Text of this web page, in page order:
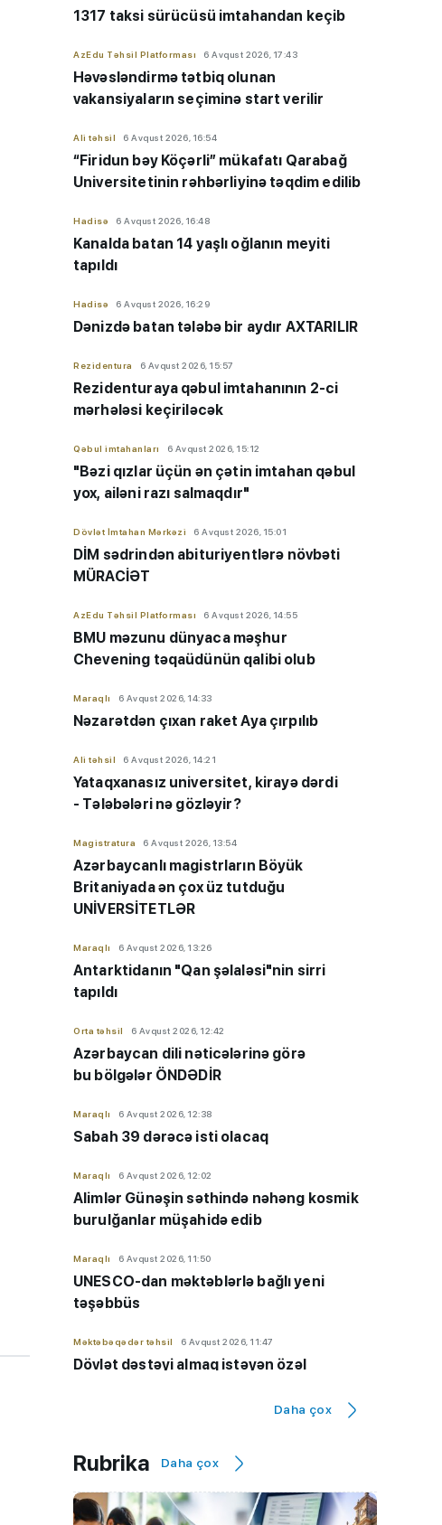
1317 taksi sürücüsü imtahandan keçib
AzEdu Təhsil Platforması 6 Avqust 2026, 17:43
Həvəsləndirmə tətbiq olunan
vakansiyaların seçiminə start verilir
Ali təhsil 6 Avqust 2026, 16:54
“Firidun bəy Köçərli” mükafatı Qarabağ
Universitetinin rəhbərliyinə təqdim edilib
Hadisə 6 Avqust 2026, 16:48
Kanalda batan 14 yaşlı oğlanın meyiti
tapıldı
Hadisə 6 Avqust 2026, 16:29
Dənizdə batan tələbə bir aydır AXTARILIR
Rezidentura 6 Avqust 2026, 15:57
Rezidenturaya qəbul imtahanının 2-ci
mərhələsi keçiriləcək
Qəbul imtahanları 6 Avqust 2026, 15:12
"Bəzi qızlar üçün ən çətin imtahan qəbul
yox, ailəni razı salmaqdır"
Dövlət İmtahan Mərkəzi 6 Avqust 2026, 15:01
DİM sədrindən abituriyent ​​​​​​​lərə növbəti
MÜRACİƏT
AzEdu Təhsil Platforması 6 Avqust 2026, 14:55
BMU məzunu dünyaca məşhur
Chevening təqaüdünün qalibi olub
Maraqlı 6 Avqust 2026, 14:33
Nəzarətdən çıxan raket Aya çırpılıb
Ali təhsil 6 Avqust 2026, 14:21
Yataqxanasız universitet, kirayə dərdi
- Tələbələri nə gözləyir?
Magistratura 6 Avqust 2026, 13:54
Azərbaycanlı magistrların Böyük
Britaniyada ən çox üz tutduğu
UNİVERSİTETLƏR
Maraqlı 6 Avqust 2026, 13:26
Antarktidanın "Qan şəlaləsi"nin sirri
tapıldı
Orta təhsil 6 Avqust 2026, 12:42
Azərbaycan dili nəticələrinə görə
bu bölgələr ÖNDƏDİR
Maraqlı 6 Avqust 2026, 12:38
Sabah 39 dərəcə isti olacaq
Maraqlı 6 Avqust 2026, 12:02
Alimlər Günəşin səthində nəhəng kosmik
burulğanlar müşahidə edib
Maraqlı 6 Avqust 2026, 11:50
UNESCO-dan məktəblərlə bağlı yeni
təşəbbüs
Məktəbəqədər təhsil 6 Avqust 2026, 11:47
Dövlət dəstəyi almaq istəyən özəl
qaydaların tətbiqinə ehtiyac var"
Hadisə 6 Avqust 2026, 11:20
Daha çox
Rubrika Daha çox